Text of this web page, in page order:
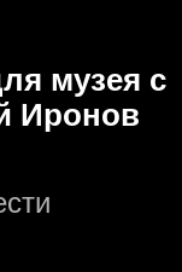
музея с
Иронов